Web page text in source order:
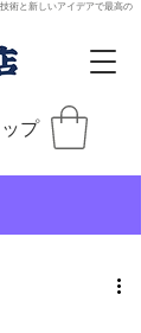
術と新しいアイデアで最高の
プ